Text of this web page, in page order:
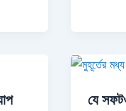
যে